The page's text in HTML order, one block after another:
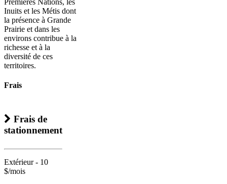
Inuits et les Métis dont
la présence à Grande
Prairie et dans les
environs contribue à la
richesse et à la
diversité de ces
territoires.
Frais
Frais de
stationnement
Extérieur - 10
$/mois